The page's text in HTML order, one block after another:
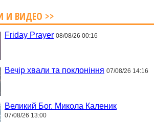
И ВИДЕО >>
Friday Prayer 08/08/26 00:16
Вечір хвали та поклоніння 07/08/26 14:16
Великий Бог. Микола Каленик
07/08/26 13:00